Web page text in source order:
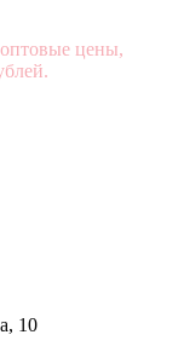
цены,
10